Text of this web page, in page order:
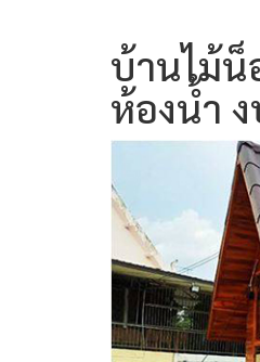
บ้านไม้น็
ห้องน้ำ